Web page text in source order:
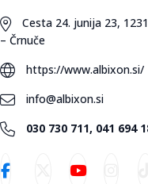
Cesta 24. junija 23,
– Črnuče
https://www.albixon.si/
info@albixon.si
030 730 711, 041 694